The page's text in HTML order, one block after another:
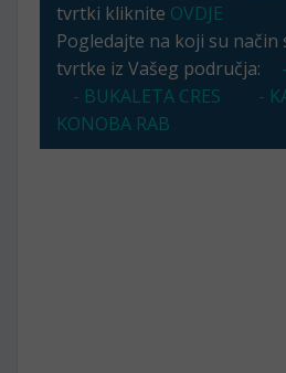
tvrtki kliknite OVDJE
Pogledajte na koji su
tvrtke iz Vašeg područja:
- BUKALETA CRES
-
KONOBA RAB